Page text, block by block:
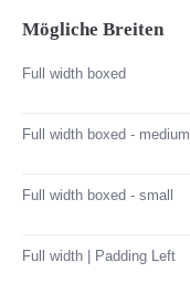
Mögliche Breiten
Full width boxed
Full width boxed - medium
Full width boxed - small
Full width | Padding Left